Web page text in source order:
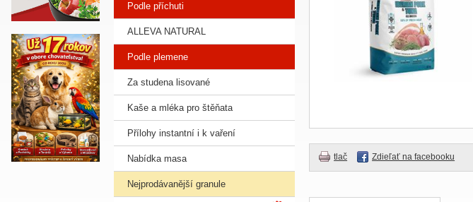
tlač Zdieľať na facebooku
Podle příchuti
ALLEVA NATURAL
Podle plemene
Za studena lisované
Kaše a mléka pro štěňata
Přílohy instantní i k vaření
Nabídka masa
Nejprodávanější granule